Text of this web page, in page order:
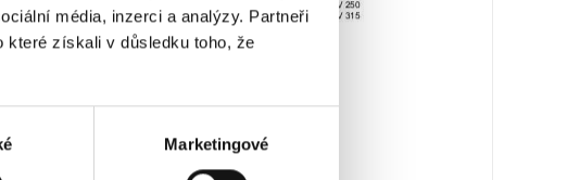
média, inzerci a analýzy. Partneři
které získali v důsledku toho, že
Marketingové